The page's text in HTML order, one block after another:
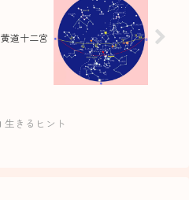
道十二宮
生きるヒント